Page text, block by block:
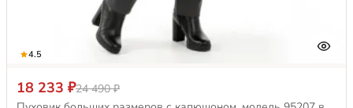
4.5
18 233 ₽24 490 ₽